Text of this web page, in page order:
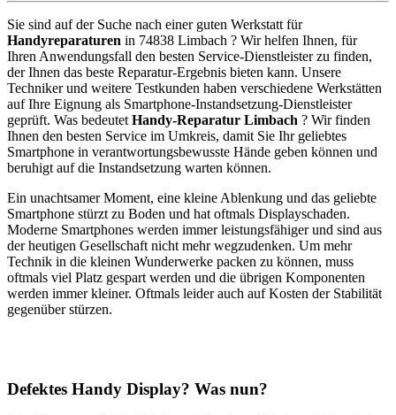
Sie sind auf der Suche nach einer guten Werkstatt für
Handyreparaturen in 74838 Limbach ? Wir helfen Ihnen, für
Ihren Anwendungsfall den besten Service-Dienstleister zu finden,
der Ihnen das beste Reparatur-Ergebnis bieten kann. Unsere
Techniker und weitere Testkunden haben verschiedene Werkstätten
auf Ihre Eignung als Smartphone-Instandsetzung-Dienstleister
geprüft. Was bedeutet Handy-Reparatur Limbach ? Wir finden
Ihnen den besten Service im Umkreis, damit Sie Ihr geliebtes
Smartphone in verantwortungsbewusste Hände geben können und
beruhigt auf die Instandsetzung warten können.
Ein unachtsamer Moment, eine kleine Ablenkung und das geliebte
Smartphone stürzt zu Boden und hat oftmals Displayschaden.
Moderne Smartphones werden immer leistungsfähiger und sind aus
der heutigen Gesellschaft nicht mehr wegzudenken. Um mehr
Technik in die kleinen Wunderwerke packen zu können, muss
oftmals viel Platz gespart werden und die übrigen Komponenten
werden immer kleiner. Oftmals leider auch auf Kosten der Stabilität
gegenüber stürzen.
Defektes Handy Display? Was nun?